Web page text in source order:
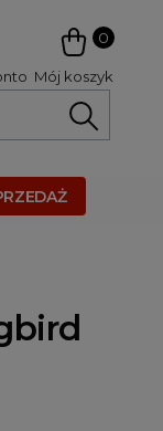
0
Mój koszyk